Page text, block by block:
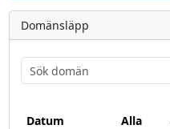
Domänsläpp
Datum
Alla